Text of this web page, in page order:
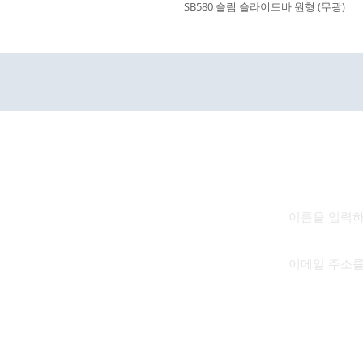
SB580 슬림 슬라이드바 원형 (무광)